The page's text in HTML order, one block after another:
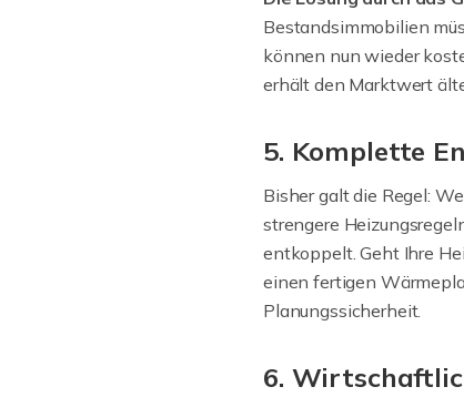
Bestandsimmobilien
können nun wieder
erhält den Marktwert
5. Komplette
Bisher galt die Regel:
strengere
entkoppelt. Geht Ihre
einen fertigen
Planungssicherheit.
6.